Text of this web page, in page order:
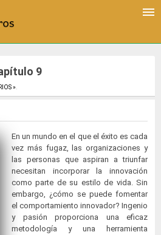
9
».
En un mundo en el que el éxito es cada
vez más fugaz, las organizaciones y
las personas que aspiran a triunfar
necesitan incorporar la innovación
como parte de su estilo de vida. Sin
embargo, ¿cómo se puede fomentar
el comportamiento innovador? Ingenio
y pasión proporciona una eficaz
metodología y una herramienta